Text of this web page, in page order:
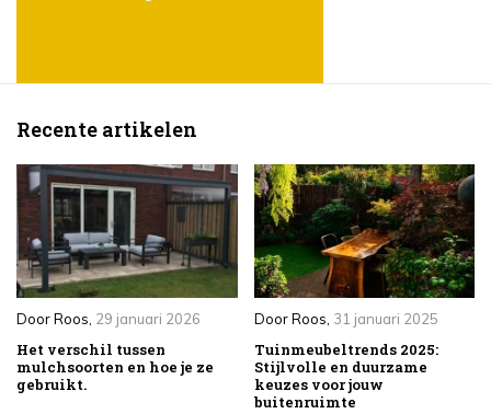
Recente artikelen
DoorRoos, 29 januari 2026
Het verschil tussen
mulchsoorten en hoe je ze
gebruikt.
DoorRoos, 31 januari 2025
Tuinmeubeltrends 2025:
Stijlvolle en duurzame
keuzes voor jouw
buitenruimte